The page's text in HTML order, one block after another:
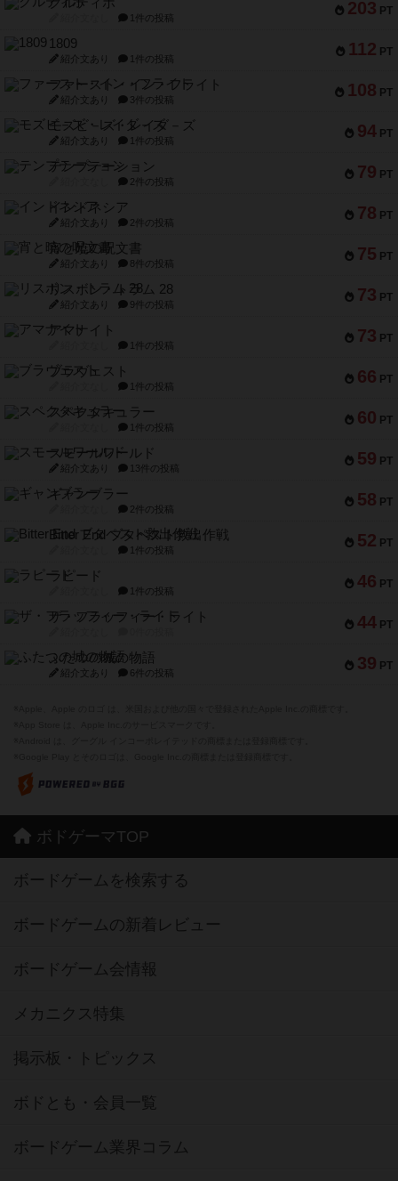
203 PT
1件の投稿
112 PT
1809
紹介文あり 1件の投稿
108 PT
ファースト・イン・フライト
紹介文あり 3件の投稿
94 PT
モズビ－ズ・レイダ－ズ
紹介文あり 1件の投稿
79 PT
テンプテーション
2件の投稿
78 PT
インドネシア
紹介文あり 2件の投稿
75 PT
宵と暁の呪文書
紹介文あり 8件の投稿
73 PT
リスボン・トラム 28
紹介文あり 9件の投稿
73 PT
アマナイト
1件の投稿
66 PT
ブラヴェスト
1件の投稿
60 PT
スペクタキュラー
1件の投稿
59 PT
スモールワールド
紹介文あり 13件の投稿
58 PT
ギャンブラー
2件の投稿
52 PT
Bitter End ブタペスト救出作戦
1件の投稿
46 PT
ラピード
1件の投稿
44 PT
ザ・フラッフィー・ライト
39 PT
ふたつの城の物語
紹介文あり 6件の投稿
ボドゲーマTOP
ボードゲームを検索する
ボードゲームの新着レビュー
ボードゲーム会情報
メカニクス特集
掲示板・トピックス
ボドとも・会員一覧
ボードゲーム業界コラム